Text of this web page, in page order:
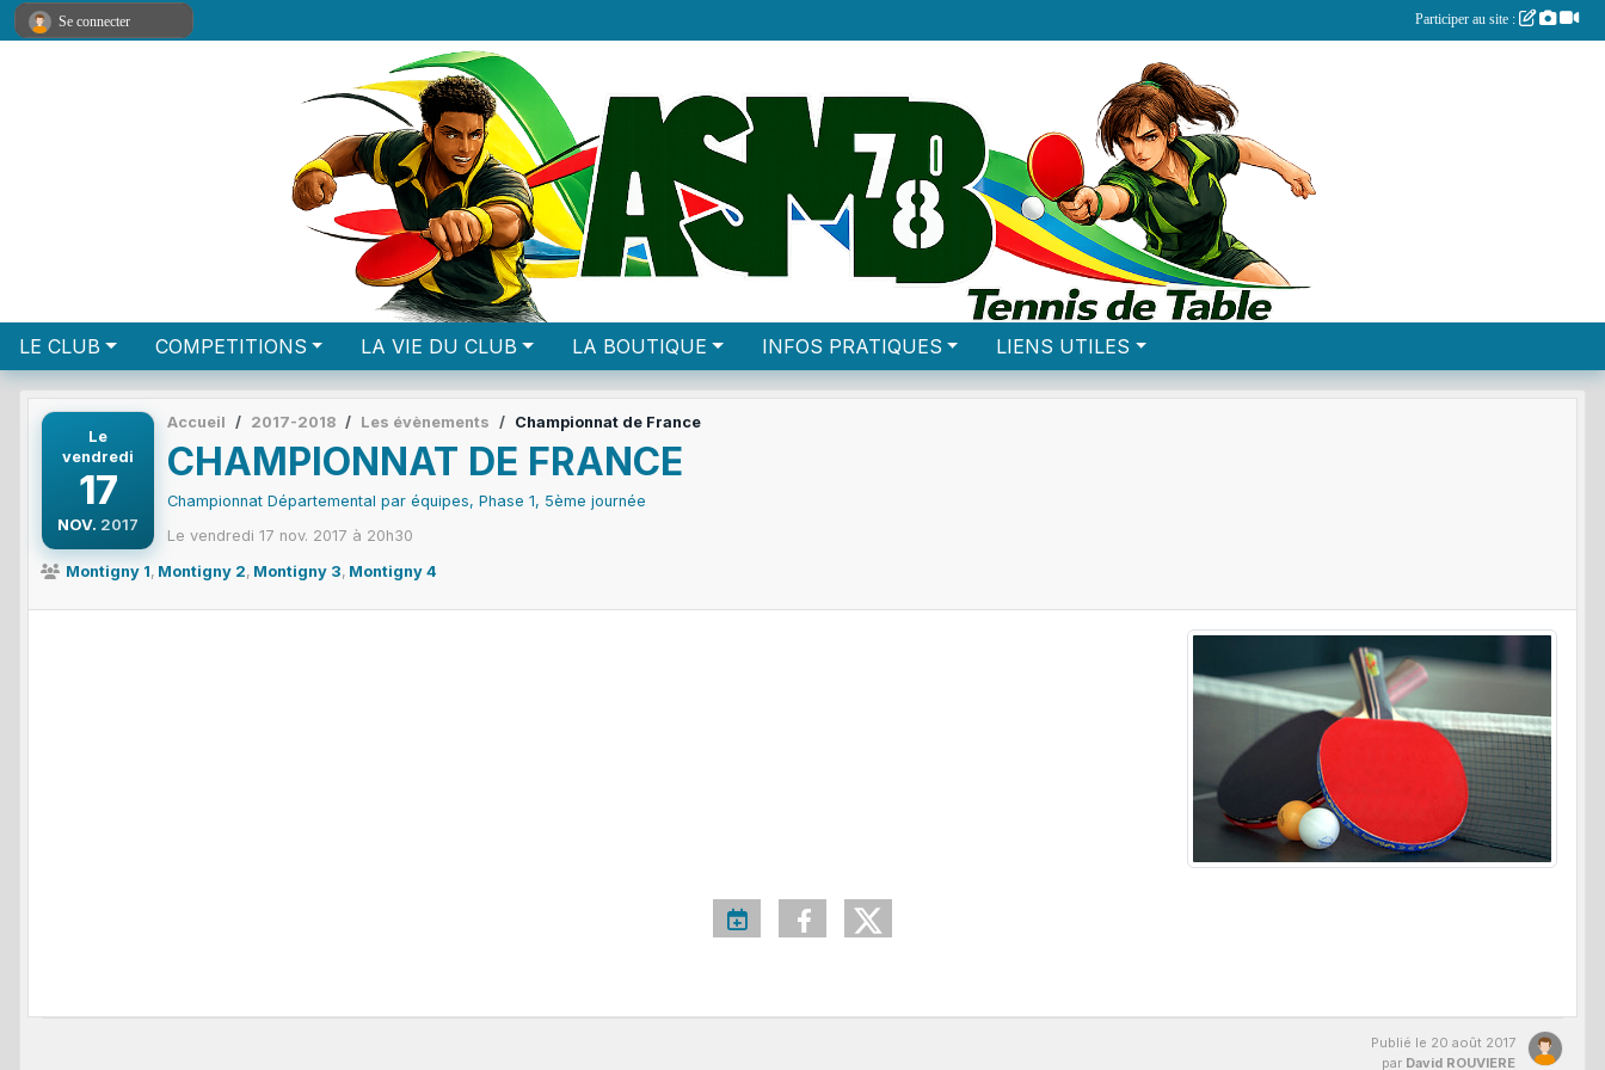
LE CLUB COMPETITIONS LA VIE DU CLUB LA BOUTIQUE INFOS PRATIQUES LIENS UTILES
Le
vendredi
17
NOV. 2017
Accueil 2017-2018 Les évènements Championnat de France
CHAMPIONNAT DE FRANCE
Championnat Départemental par équipes, Phase 1, 5ème journée
Le vendredi 17 nov. 2017 à 20h30
Montigny 1 Montigny 2 Montigny 3 Montigny 4
Publié le 20 août 2017
par David ROUVIERE
Se connecter Participer au site :
Panneau de gestion des cookies